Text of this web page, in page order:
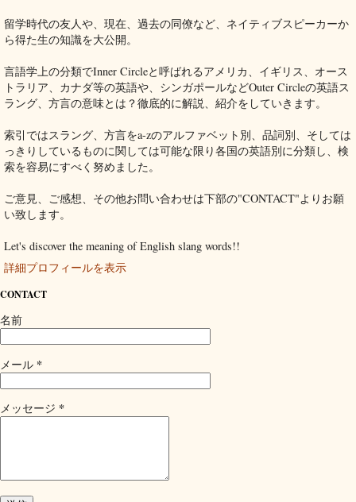
留学時代の友人や、現在、過去の同僚など、ネイティブスピーカーか
ら得た生の知識を大公開。
言語学上の分類でInner Circleと呼ばれるアメリカ、イギリス、オース
トラリア、カナダ等の英語や、シンガポールなどOuter Circleの英語ス
ラング、方言の意味とは？徹底的に解説、紹介をしていきます。
索引ではスラング、方言をa-zのアルファベット別、品詞別、そしては
っきりしているものに関しては可能な限り各国の英語別に分類し、検
索を容易にすべく努めました。
ご意見、ご感想、その他お問い合わせは下部の"CONTACT"よりお願
い致します。
Let's discover the meaning of English slang words!!
詳細プロフィールを表示
CONTACT
名前
メール *
メッセージ *